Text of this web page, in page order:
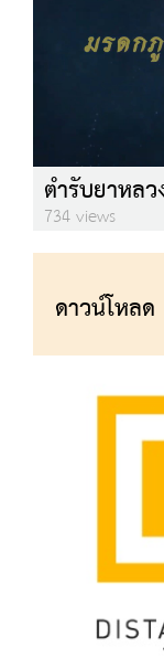
ตำรับยาหล
734 views
ดาวน์โหลด